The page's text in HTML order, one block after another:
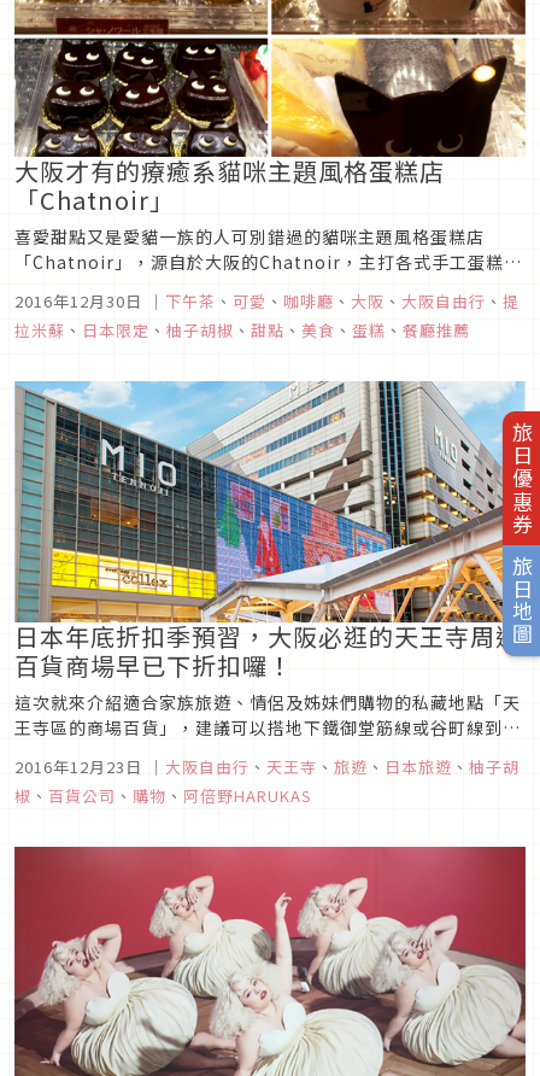
旅日優惠券
旅日地圖
大阪才有的療癒系貓咪主題風格蛋糕店
「Chatnoir」
喜愛甜點又是愛貓一族的人可別錯過的貓咪主題風格蛋糕店
「Chatnoir」，源自於大阪的Chatnoir，主打各式手工蛋糕、
提拉米蘇和餅乾等，幾乎每樣甜點都圍繞著貓咪的造型或圖案。
2016年12月30日 ｜ 下午茶 、 可愛 、 咖啡廳 、 大阪 、 大阪自由行 、 提
拉米蘇 、 日本限定 、 柚子胡椒 、 甜點 、 美食 、 蛋糕 、 餐廳推薦
日本年底折扣季預習，大阪必逛的天王寺周邊
百貨商場早已下折扣囉！
這次就來介紹適合家族旅遊、情侶及姊妹們購物的私藏地點「天
王寺區的商場百貨」，建議可以搭地下鐵御堂筋線或谷町線到天
邊是年輕人流行時尚的天王寺MIO百貨，前面直走則是主打家族
購物的Qs-mall。四周百貨公司圍繞的天王寺站，讓人不逛到腿
2016年12月23日 ｜ 大阪自由行 、 天王寺 、 旅遊 、 日本旅遊 、 柚子胡
椒 、 百貨公司 、 購物 、 阿倍野HARUKAS